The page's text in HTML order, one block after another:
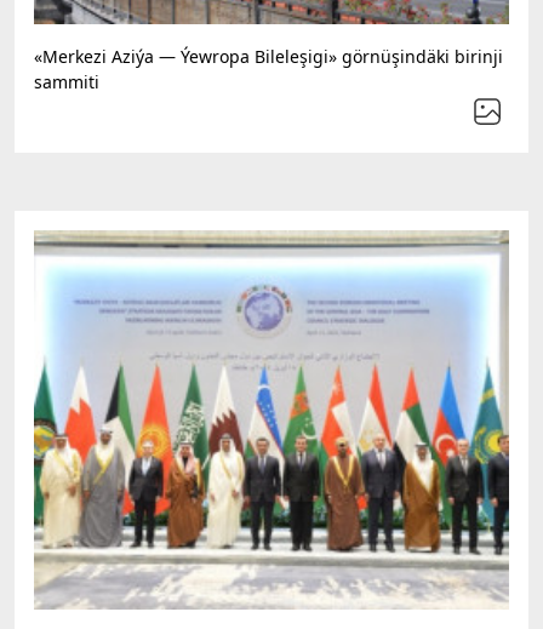
«Merkezi Aziýa — Ýewropa Bileleşigi» görnüşindäki birinji
sammiti